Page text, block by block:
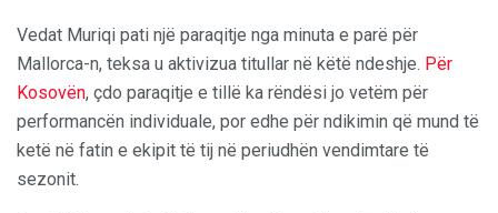
Vedat Muriqi pati një paraqitje nga minuta e parë për
Mallorca-n, teksa u aktivizua titullar në këtë ndeshje. Për
Kosovën, çdo paraqitje e tillë ka rëndësi jo vetëm për
performancën individuale, por edhe për ndikimin që mund të
ketë në fatin e ekipit të tij në periudhën vendimtare të
sezonit.